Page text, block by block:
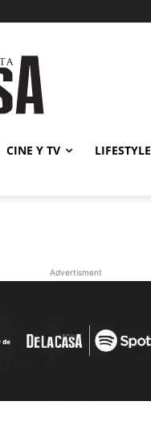
CINE Y TV LIFESTYLE
Advertisment